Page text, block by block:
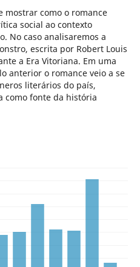
como o romance
social ao contexto
No caso analisaremos a
escrita por Robert Louis
a Era Vitoriana. Em uma
anterior o romance veio a se
literários do país,
como fonte da história